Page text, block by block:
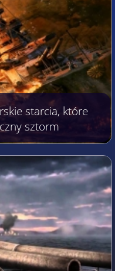
starcia, które
sztorm